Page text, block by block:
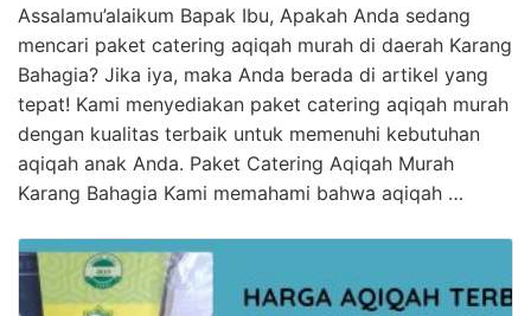
Assalamu’alaikum Bapak Ibu, Apakah Anda sedang
mencari paket catering aqiqah murah di daerah Karang
Bahagia? Jika iya, maka Anda berada di artikel yang
tepat! Kami menyediakan paket catering aqiqah murah
dengan kualitas terbaik untuk memenuhi kebutuhan
aqiqah anak Anda. Paket Catering Aqiqah Murah
Karang Bahagia Kami memahami bahwa aqiqah …